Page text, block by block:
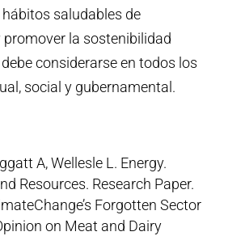
saludables de
la sostenibilidad
considerarse en todos los
social y gubernamental.
A, Wellesle L. Energy.
Resources. Research Paper.
Forgotten Sector
on Meat and Dairy